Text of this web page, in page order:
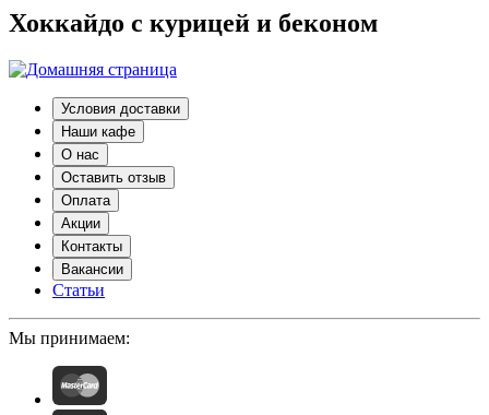
Хоккайдо с курицей и беконом
Условия доставки
Наши кафе
О нас
Оставить отзыв
Оплата
Акции
Контакты
Вакансии
Статьи
Мы принимаем: